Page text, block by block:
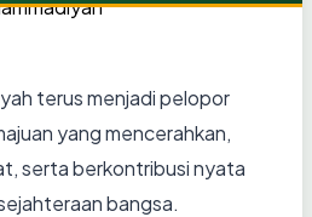
terus menjadi pelopor
yang mencerahkan,
serta berkontribusi nyata
bangsa.